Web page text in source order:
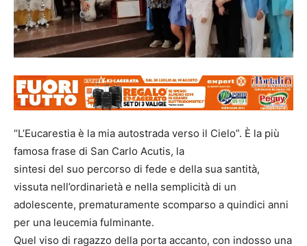
“L’Eucarestia è la mia autostrada verso il Cielo”. È la più
famosa frase di San Carlo Acutis, la
sintesi del suo percorso di fede e della sua santità,
vissuta nell’ordinarietà e nella semplicità di un
adolescente, prematuramente scomparso a quindici anni
per una leucemia fulminante.
Quel viso di ragazzo della porta accanto, con indosso una